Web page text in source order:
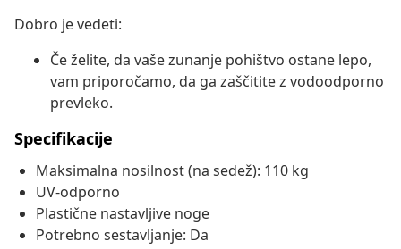
Dobro je vedeti:
Če želite, da vaše zunanje pohištvo ostane lepo,
vam priporočamo, da ga zaščitite z vodoodporno
prevleko.
Specifikacije
Maksimalna nosilnost (na sedež): 110 kg
UV-odporno
Plastične nastavljive noge
Potrebno sestavljanje: Da